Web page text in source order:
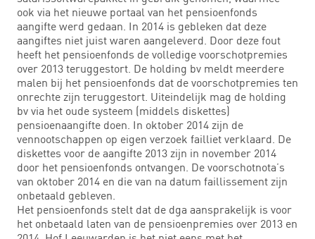
ook via het nieuwe portaal van het pensioenfonds
aangifte werd gedaan. In 2014 is gebleken dat deze
aangiftes niet juist waren aangeleverd. Door deze fout
heeft het pensioenfonds de volledige voorschotpremies
over 2013 teruggestort. De holding bv meldt meerdere
malen bij het pensioenfonds dat de voorschotpremies ten
onrechte zijn teruggestort. Uiteindelijk mag de holding
bv via het oude systeem (middels diskettes)
pensioenaangifte doen. In oktober 2014 zijn de
vennootschappen op eigen verzoek failliet verklaard. De
diskettes voor de aangifte 2013 zijn in november 2014
door het pensioenfonds ontvangen. De voorschotnota’s
van oktober 2014 en die van na datum faillissement zijn
onbetaald gebleven.
Het pensioenfonds stelt dat de dga aansprakelijk is voor
het onbetaald laten van de pensioenpremies over 2013 en